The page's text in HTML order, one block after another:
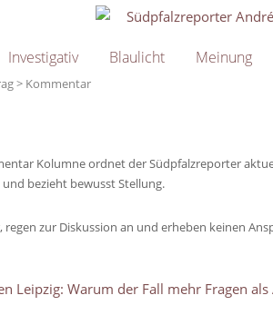
Home
Investigativ Blaulicht Meinung
> Kommentar
Kolumne ordnet der Südpfalzreporter
bezieht bewusst Stellung.
zur Diskussion an und erheben keinen